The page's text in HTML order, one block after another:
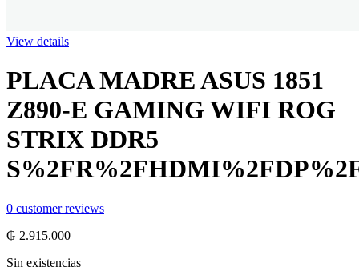
View details
PLACA MADRE ASUS 1851
Z890-E GAMING WIFI ROG
STRIX DDR5
0 customer reviews
₲ 2.915.000
Sin existencias